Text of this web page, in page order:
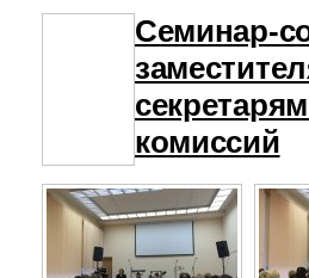
Семинар-
комиссий